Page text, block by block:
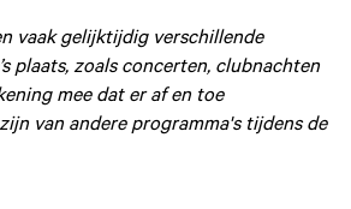
vaak gelijktijdig verschillende
plaats, zoals concerten, clubnachten
mee dat er af en toe
van andere programma's tijdens de